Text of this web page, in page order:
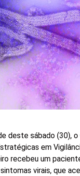
deste sábado (30),
em
recebeu um
virais, que